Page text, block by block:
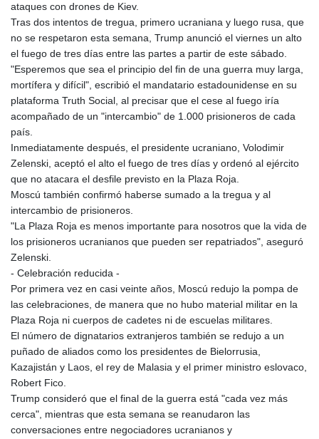
LYD 7.331909
MAD 10.743067
MDL 20.044751
MGA
4918.938878
MKD 61.529235
MMK
MNT
4157.293457
MOP 9.314584
MRU 46.338424
MVR 17.862733
MWK
MYR 4.728715
MZN 73.882892
NAD 18.726567
1577.963717
NIO 42.419473
NPR 175.501819
NZD 1.966719
OMR 0.442445
ataques con drones de Kiev.
Tras dos intentos de tregua, primero ucraniana y luego rusa, que
no se respetaron esta semana, Trump anunció el viernes un alto
el fuego de tres días entre las partes a partir de este sábado.
"Esperemos que sea el principio del fin de una guerra muy larga,
mortífera y difícil", escribió el mandatario estadounidense en su
plataforma Truth Social, al precisar que el cese al fuego iría
acompañado de un "intercambio" de 1.000 prisioneros de cada
país.
Inmediatamente después, el presidente ucraniano, Volodimir
Zelenski, aceptó el alto el fuego de tres días y ordenó al ejército
que no atacara el desfile previsto en la Plaza Roja.
Moscú también confirmó haberse sumado a la tregua y al
intercambio de prisioneros.
"La Plaza Roja es menos importante para nosotros que la vida de
los prisioneros ucranianos que pueden ser repatriados", aseguró
Zelenski.
- Celebración reducida -
Por primera vez en casi veinte años, Moscú redujo la pompa de
las celebraciones, de manera que no hubo material militar en la
Plaza Roja ni cuerpos de cadetes ni de escuelas militares.
El número de dignatarios extranjeros también se redujo a un
puñado de aliados como los presidentes de Bielorrusia,
Kazajistán y Laos, el rey de Malasia y el primer ministro eslovaco,
Robert Fico.
Trump consideró que el final de la guerra está "cada vez más
cerca", mientras que esta semana se reanudaron las
conversaciones entre negociadores ucranianos y